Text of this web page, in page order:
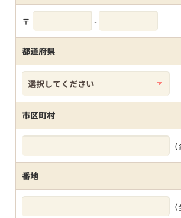
〒 -
都道府県
市区町村
番地